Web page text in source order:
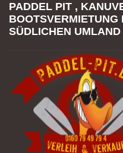
PADDEL PIT ,
BOOTSVERMIETUNG
SÜDLICHEN